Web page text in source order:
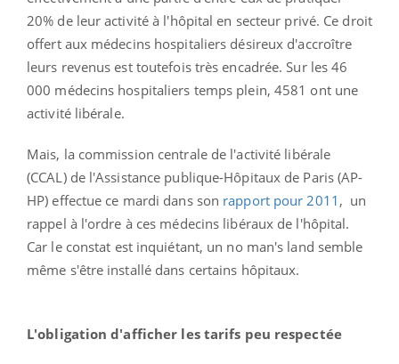
20% de leur activité à l'hôpital en secteur privé. Ce droit
offert aux médecins hospitaliers désireux d'accroître
leurs revenus est toutefois très encadrée. Sur les 46
000 médecins hospitaliers temps plein, 4581 ont une
activité libérale.
Mais, la commission centrale de l'activité libérale
(CCAL) de l'Assistance publique-Hôpitaux de Paris (AP-
HP) effectue ce mardi dans son rapport pour 2011 , un
rappel à l'ordre à ces médecins libéraux de l'hôpital.
Car le constat est inquiétant, un no man's land semble
même s'être installé dans certains hôpitaux.
L'obligation d'afficher les tarifs peu respectée